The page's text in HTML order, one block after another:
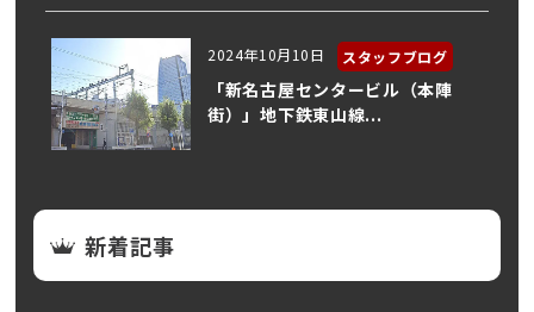
2024年10月10日 スタッフブログ
「新名古屋センタービル（本陣
街）」地下鉄東山線...
新着記事